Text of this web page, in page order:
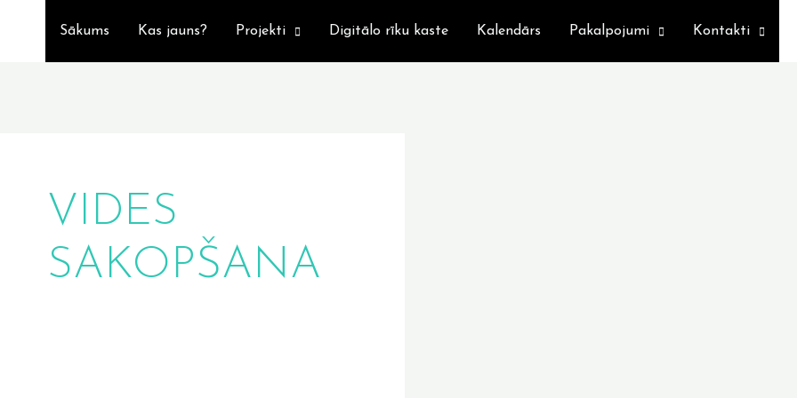
Sākums Kas jauns? Projekti Digitālo rīku kaste Kalendārs Pakalpojumi Kontakti
VIDES
SAKOPŠANA